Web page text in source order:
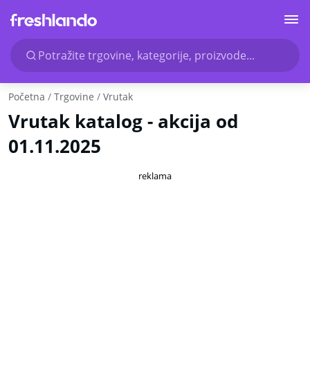
Potražite trgovine, kategorije, proizvode...
Početna Trgovine Vrutak
Vrutak katalog - akcija od
01.11.2025
reklama